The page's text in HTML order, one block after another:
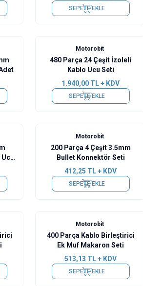
SEPETE EKLE
Motorobit
480 Parça 24 Çeşit İzoleli
Kablo Ucu Seti
1.940,00 TL + KDV
SEPETE EKLE
Ucu
Motorobit
200 Parça 4 Çeşit 3.5mm
Bullet Konnektör Seti
412,25 TL + KDV
SEPETE EKLE
Motorobit
400 Parça Kablo Birleştirici
Ek Muf Makaron Seti
513,13 TL + KDV
SEPETE EKLE